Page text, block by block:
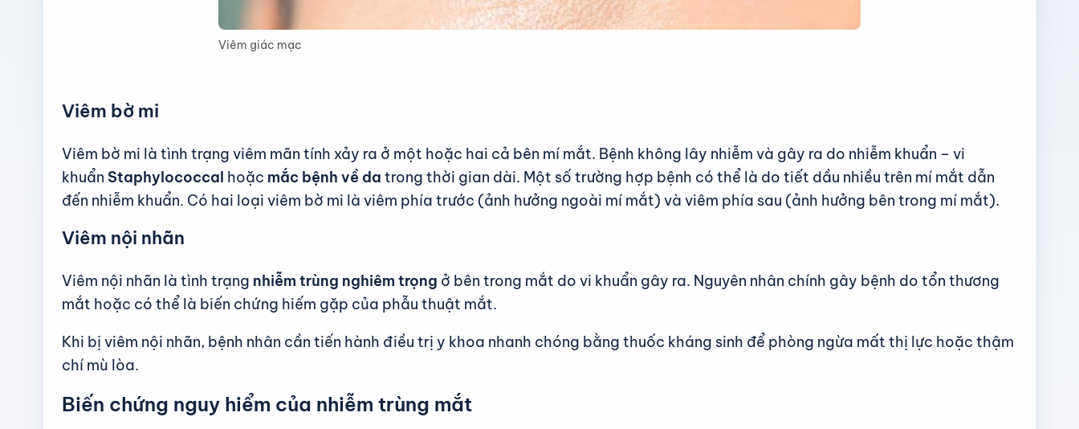
Viêm giác mạc
Viêm bờ mi
Viêm bờ mi là tình trạng viêm mãn tính xảy ra ở một hoặc hai cả bên mí mắt. Bệnh không lây nhiễm và gây ra do nhiễm khuẩn – vi
khuẩn Staphylococcal hoặc mắc bệnh về da trong thời gian dài. Một số trường hợp bệnh có thể là do tiết dầu nhiều trên mí mắt dẫn
đến nhiễm khuẩn. Có hai loại viêm bờ mi là viêm phía trước (ảnh hưởng ngoài mí mắt) và viêm phía sau (ảnh hưởng bên trong mí mắt).
Viêm nội nhãn
Viêm nội nhãn là tình trạng nhiễm trùng nghiêm trọng ở bên trong mắt do vi khuẩn gây ra. Nguyên nhân chính gây bệnh do tổn thương
mắt hoặc có thể là biến chứng hiếm gặp của phẫu thuật mắt.
Khi bị viêm nội nhãn, bệnh nhân cần tiến hành điều trị y khoa nhanh chóng bằng thuốc kháng sinh để phòng ngừa mất thị lực hoặc thậm
chí mù lòa.
Biến chứng nguy hiểm của nhiễm trùng mắt